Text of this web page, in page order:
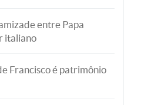
entre Papa
italiano
Francisco é patrimônio